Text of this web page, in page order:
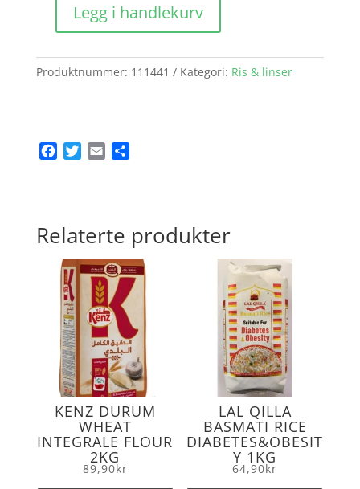
maismel
1kg
Legg i handlekurv
Produktnummer: 111441 Kategori: Ris & linser
o
o
k
e
r
Relaterte produkter
KENZ DURUM
WHEAT
INTEGRALE FLOUR
2KG
89,90kr
LAL QILLA
BASMATI RICE
DIABETES&OBESIT
Y 1KG
64,90kr